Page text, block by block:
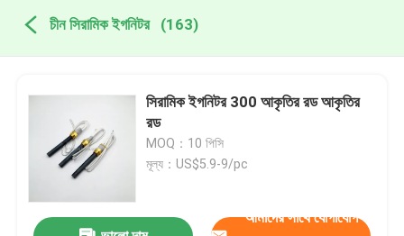
চীন সিরামিক ইগনিটর (163)
সিরামিক ইগনিটর 300 আকৃতির রড আকৃতির
রড
MOQ：10 পিসি
মূল্য：US$5.9-9/pc
আমাদের সাথে যোগাযোগ